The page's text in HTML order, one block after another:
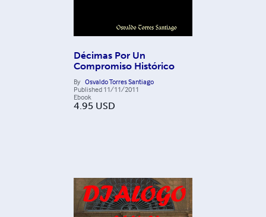
Décimas Por Un
Compromiso Histórico
By Osvaldo Torres Santiago
Published 11/11/2011
Ebook
4.95 USD